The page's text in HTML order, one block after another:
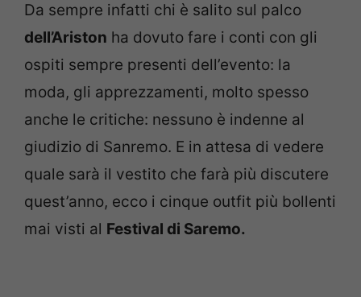
Da sempre infatti chi è salito sul palco
dell’Ariston ha dovuto fare i conti con gli
ospiti sempre presenti dell’evento: la
moda, gli apprezzamenti, molto spesso
anche le critiche: nessuno è indenne al
giudizio di Sanremo. E in attesa di vedere
quale sarà il vestito che farà più discutere
quest’anno, ecco i cinque outfit più bollenti
mai visti al Festival di Saremo.